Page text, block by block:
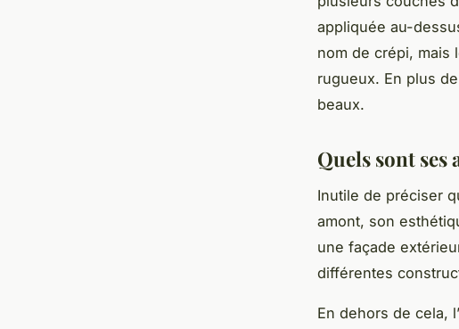
appliquée au-
nom de crépi, mais
rugueux. En plus
beaux.
Quels sont ses
Inutile de préciser
amont, son
une façade
différentes
En dehors de cela,